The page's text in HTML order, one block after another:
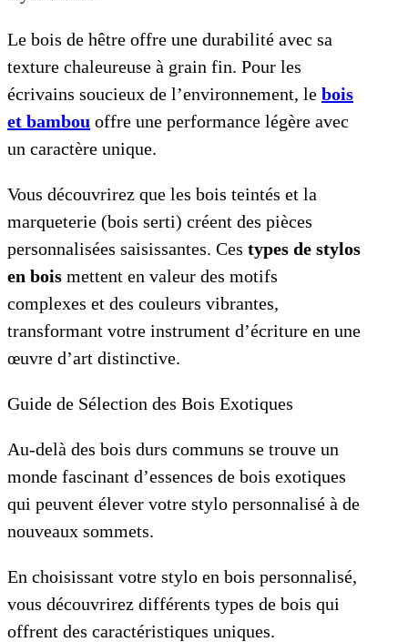
Le bois de hêtre offre une durabilité avec sa
texture chaleureuse à grain fin. Pour les
écrivains soucieux de l’environnement, le bois
et bambou offre une performance légère avec
un caractère unique.
Vous découvrirez que les bois teintés et la
marqueterie (bois serti) créent des pièces
personnalisées saisissantes. Ces types de stylos
en bois mettent en valeur des motifs
complexes et des couleurs vibrantes,
transformant votre instrument d’écriture en une
œuvre d’art distinctive.
Guide de Sélection des Bois Exotiques
Au-delà des bois durs communs se trouve un
monde fascinant d’essences de bois exotiques
qui peuvent élever votre stylo personnalisé à de
nouveaux sommets.
En choisissant votre stylo en bois personnalisé,
vous découvrirez différents types de bois qui
offrent des caractéristiques uniques.